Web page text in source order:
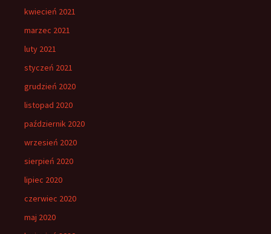
kwiecień 2021
marzec 2021
luty 2021
styczeń 2021
grudzień 2020
listopad 2020
październik 2020
wrzesień 2020
sierpień 2020
lipiec 2020
czerwiec 2020
maj 2020